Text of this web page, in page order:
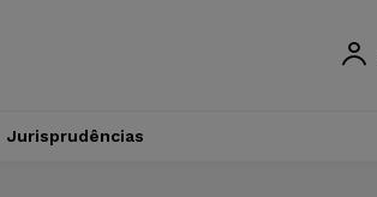
Jurisprudências